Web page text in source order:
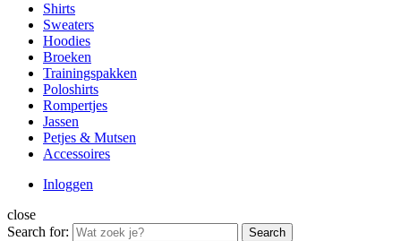
Shirts
Sweaters
Hoodies
Broeken
Trainingspakken
Poloshirts
Rompertjes
Jassen
Petjes & Mutsen
Accessoires
Inloggen
close
Search for:
Search